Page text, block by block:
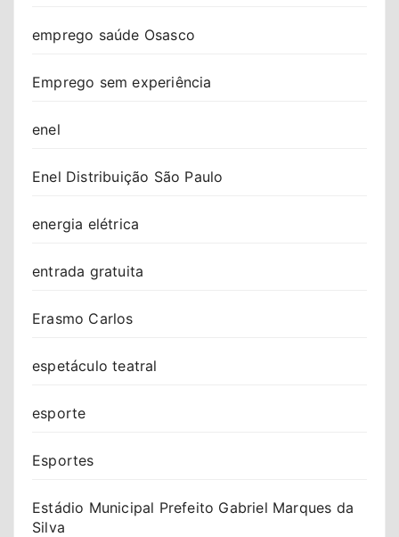
emprego saúde Osasco
Emprego sem experiência
enel
Enel Distribuição São Paulo
energia elétrica
entrada gratuita
Erasmo Carlos
espetáculo teatral
esporte
Esportes
Estádio Municipal Prefeito Gabriel Marques da
Silva